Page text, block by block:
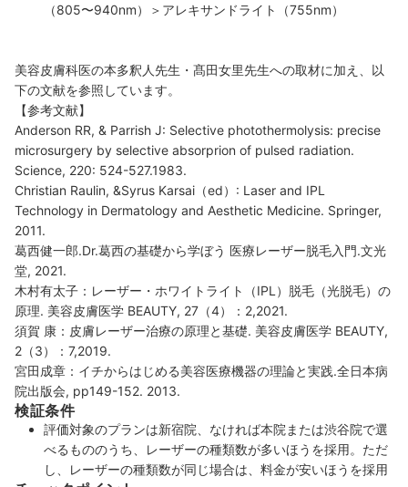
（805〜940nm）＞アレキサンドライト（755nm）
美容皮膚科医の本多釈人先生・髙田女里先生への取材に加え、以
下の文献を参照しています。
【参考文献】
Anderson RR, & Parrish J: Selective photothermolysis: precise
microsurgery by selective absorprion of pulsed radiation.
Science, 220: 524-527.1983.
Christian Raulin, &Syrus Karsai（ed）: Laser and IPL
Technology in Dermatology and Aesthetic Medicine. Springer,
2011.
葛西健一郎.Dr.葛西の基礎から学ぼう 医療レーザー脱毛入門.文光
堂, 2021.
木村有太子：レーザー・ホワイトライト（IPL）脱毛（光脱毛）の
原理. 美容皮膚医学 BEAUTY, 27（4）：2,2021.
須賀 康：皮膚レーザー治療の原理と基礎. 美容皮膚医学 BEAUTY,
2（3）：7,2019.
宮田成章：イチからはじめる美容医療機器の理論と実践.全日本病
院出版会, pp149-152. 2013.
検証条件
評価対象のプランは新宿院、なければ本院または渋谷院で選
べるもののうち、レーザーの種類数が多いほうを採用。ただ
し、レーザーの種類数が同じ場合は、料金が安いほうを採用